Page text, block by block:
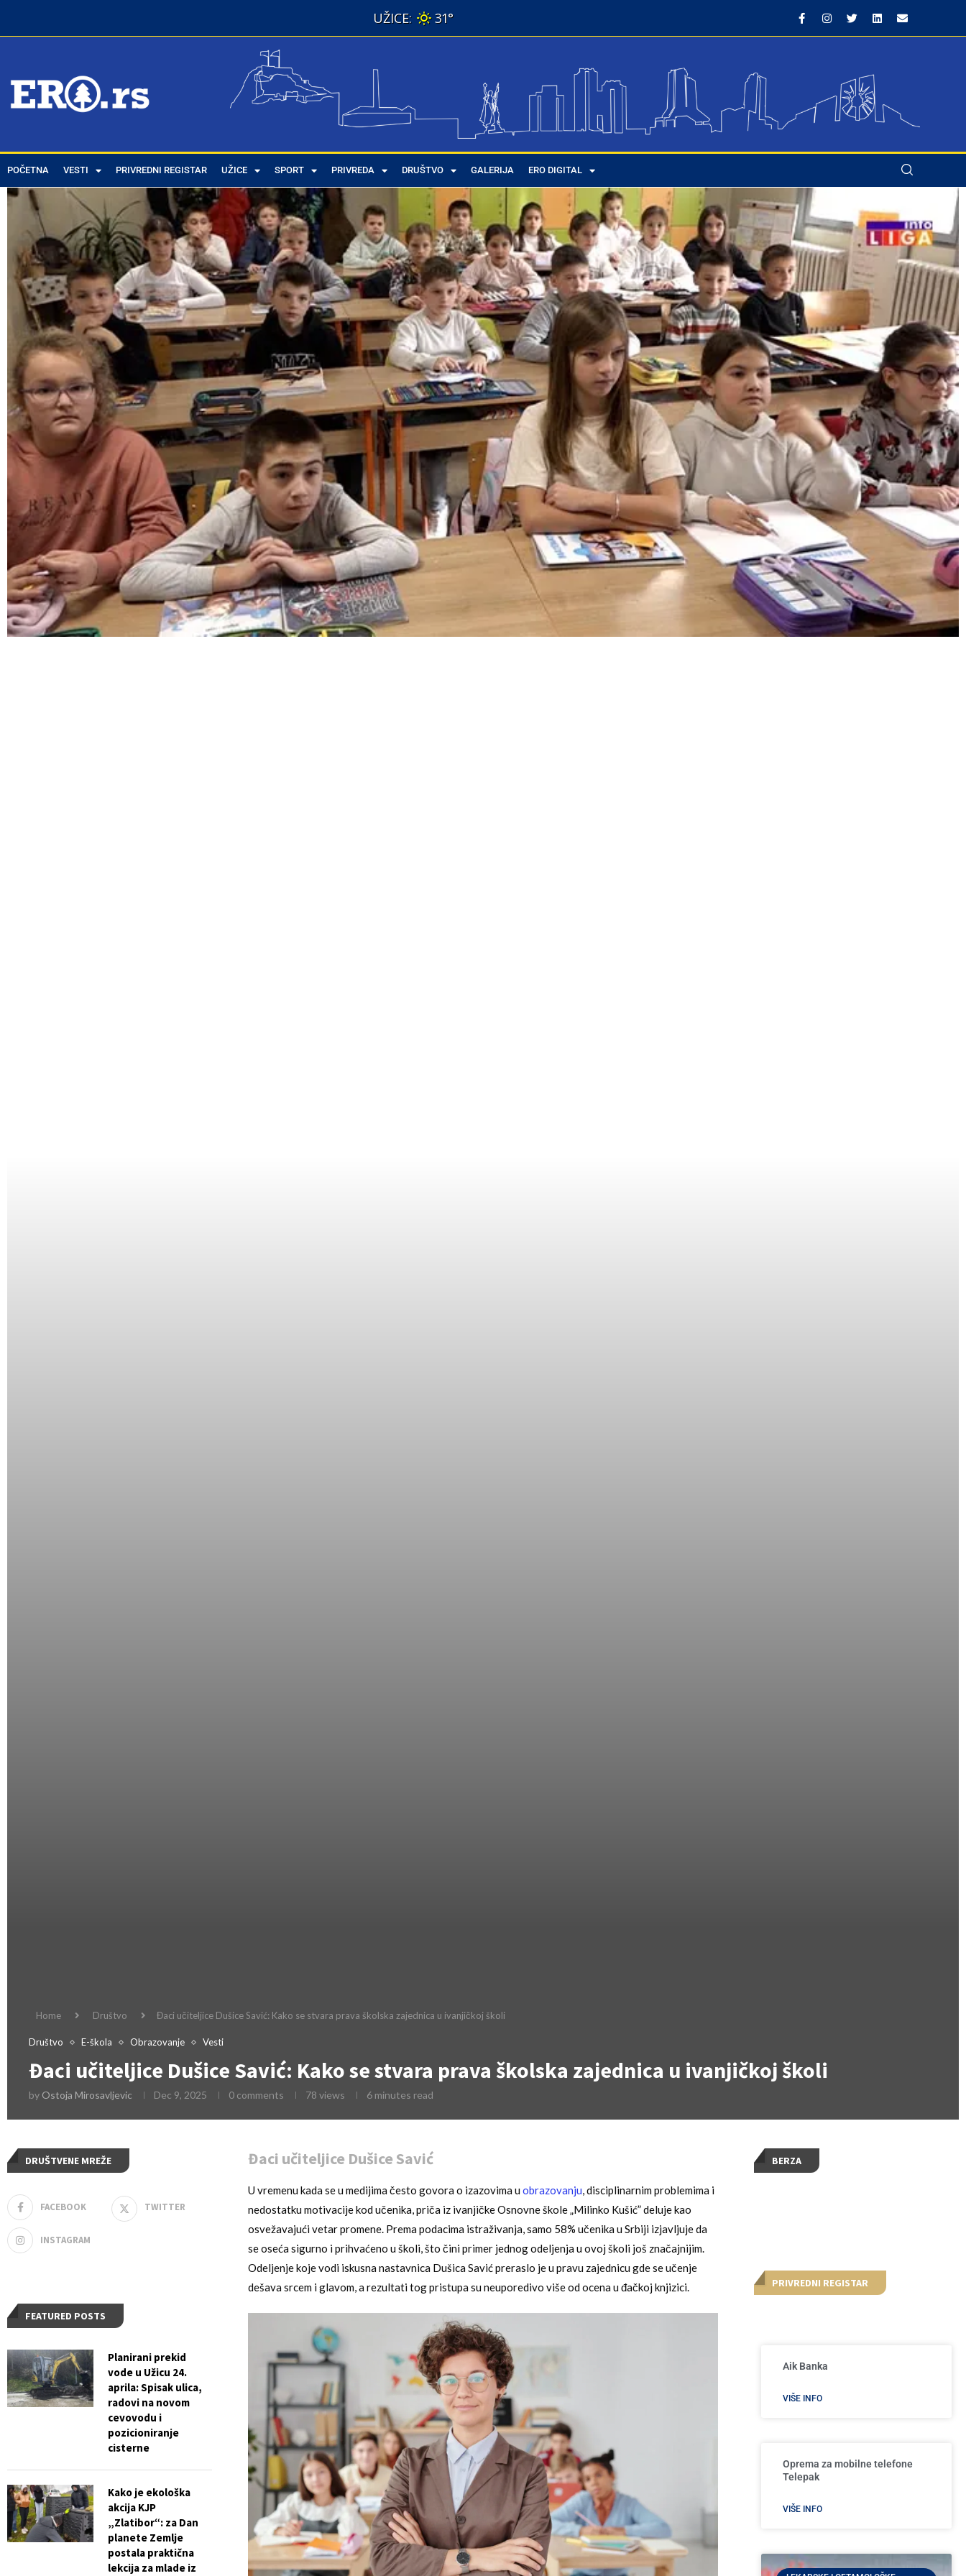
31°
POČETNA VESTI PRIVREDNI REGISTAR UŽICE SPORT PRIVREDA DRUŠTVO GALERIJA ERO DIGITAL
Home Društvo Đaci učiteljice Dušice Savić: Kako se stvara prava školska zajednica u ivanjičkoj školi
Društvo E-škola Obrazovanje Vesti
Đaci učiteljice Dušice Savić: Kako se stvara prava školska zajednica u ivanjičkoj školi
by Ostoja Mirosavljevic Dec 9, 2025 0 comments 78 views 6 minutes read
Đaci učiteljice Dušice Savić
U vremenu kada se u medijima često govora o izazovima uobrazovanju, disciplinarnim problemima i
nedostatku motivacije kod učenika, priča iz ivanjičke Osnovne škole „Milinko Kušić” deluje kao
osvežavajući vetar promene. Prema podacima istraživanja, samo 58% učenika u Srbiji izjavljuje da
se oseća sigurno i prihvaćeno u školi, što čini primer jednog odeljenja u ovoj školi još značajnijim.
Odeljenje koje vodi iskusna nastavnica Dušica Savić preraslo je u pravu zajednicu gde se učenje
dešava srcem i glavom, a rezultati tog pristupa su neuporedivo više od ocena u đačkoj knjizici.
BERZA
PRIVREDNI REGISTAR
Aik Banka
VIŠE INFO
Oprema za mobilne telefone
Telepak
VIŠE INFO
DRUŠTVENE MREŽE
FACEBOOK TWITTER
INSTAGRAM
FEATURED POSTS
Planirani prekid
vode u Užicu 24.
aprila: Spisak ulica,
radovi na novom
cevovodu i
pozicioniranje
cisterne
Kako je ekološka
akcija KJP
„Zlatibor“: za Dan
planete Zemlje
postala praktična
lekcija za mlade iz